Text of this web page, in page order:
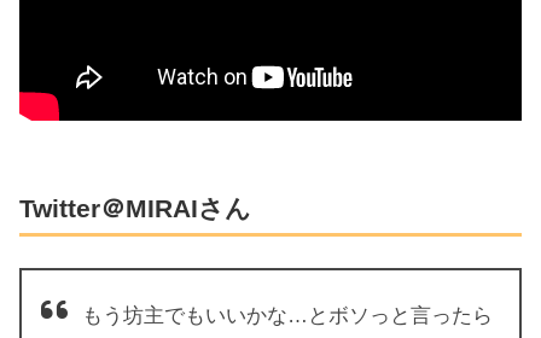
Twitter＠MIRAIさん
もう坊主でもいいかな…とボソっと言ったら